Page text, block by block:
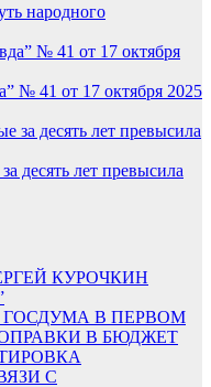
народного
№ 41 от 17 октября 2025
десять лет превысила
КУРОЧКИН